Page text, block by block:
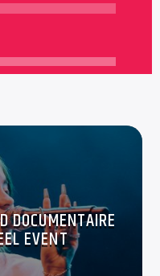
DOCUMENTAIRE
EVENT